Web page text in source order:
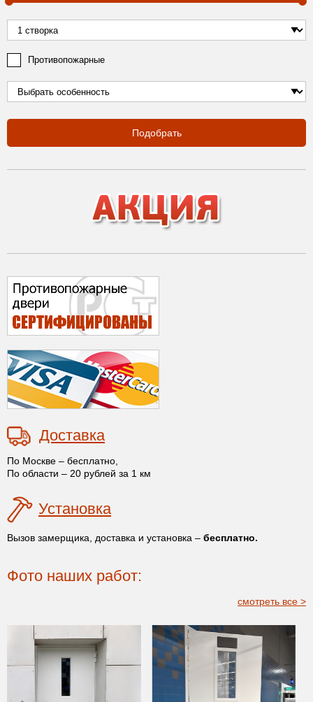
Противопожарные
Подобрать
Доставка
По Москве – бесплатно,
По области – 20 рублей за 1 км
Установка
Вызов замерщика, доставка и установка – бесплатно.
Фото наших работ:
смотреть все >